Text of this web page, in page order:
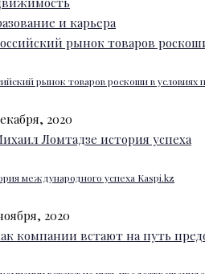
и карьера
рынок товаров роскоши в условиях
2020
международного успеха Kaspi.kz
2020